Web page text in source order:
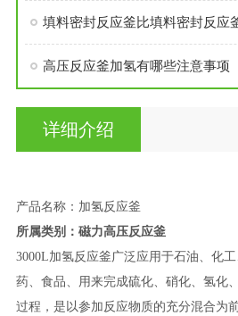
填料密封反应釜比填料密封反应
高压反应釜加氢有哪些注意事项
详细介绍
产品名称：加氢反应釜
所属类别：磁力高压反应釜
3000L加氢反应釜广泛应用于石油、化
药、食品、用来完成硫化、硝化、氢化
过程，是以参加反应物质的充分混合为